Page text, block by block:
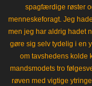
spagfærdige røster
menneskeforagt. Jeg
men jeg har aldrig hadet
gøre sig selv tydelig i en
om tavshedens kolde
mandsmodets tro
røven med vigtige